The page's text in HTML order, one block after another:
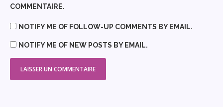
COMMENTAIRE.
NOTIFY ME OF FOLLOW-UP COMMENTS BY EMAIL.
NOTIFY ME OF NEW POSTS BY EMAIL.